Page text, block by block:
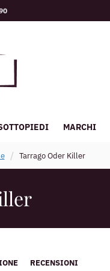
MARCHI
Tarrago Oder Killer
RECENSIONI